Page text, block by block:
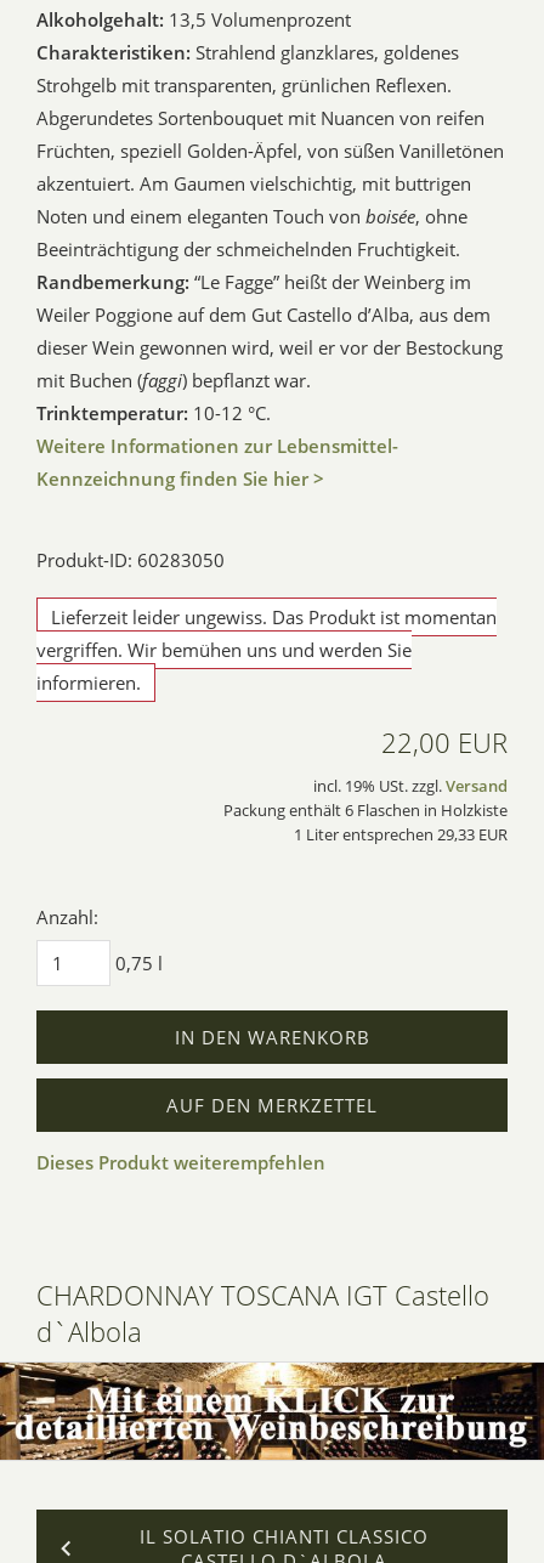
Alkoholgehalt: 13,5 Volumenprozent
Charakteristiken: Strahlend glanzklares, goldenes
Strohgelb mit transparenten, grünlichen Reflexen.
Abgerundetes Sortenbouquet mit Nuancen von reifen
Früchten, speziell Golden-Äpfel, von süßen Vanilletönen
akzentuiert. Am Gaumen vielschichtig, mit buttrigen
Noten und einem eleganten Touch von boisée, ohne
Beeinträchtigung der schmeichelnden Fruchtigkeit.
Randbemerkung: “Le Fagge” heißt der Weinberg im
Weiler Poggione auf dem Gut Castello d’Alba, aus dem
dieser Wein gewonnen wird, weil er vor der Bestockung
mit Buchen (faggi) bepflanzt war.
Trinktemperatur: 10-12 °C.
Weitere Informationen zur Lebensmittel-
Kennzeichnung finden Sie hier >
Produkt-ID: 60283050
Lieferzeit leider ungewiss. Das Produkt ist momentan
vergriffen. Wir bemühen uns und werden Sie
informieren.
22,00 EUR
incl. 19% USt. zzgl.Versand
Packung enthält 6 Flaschen in Holzkiste
1 Liter entsprechen 29,33 EUR
Anzahl:
0,75 l
IN DEN WARENKORB
AUF DEN MERKZETTEL
Dieses Produkt weiterempfehlen
CHARDONNAY TOSCANA IGT Castello
d`Albola
IL SOLATIO CHIANTI CLASSICO